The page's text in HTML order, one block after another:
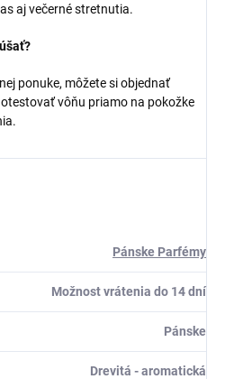
aj večerné stretnutia.
ponuke, môžete si objednať
vôňu priamo na pokožke
Pánske Parfémy
Možnost vrátenia do 14 dní
Pánske
Drevitá - aromatická